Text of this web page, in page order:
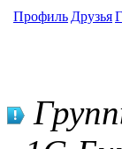
Профиль Друзья